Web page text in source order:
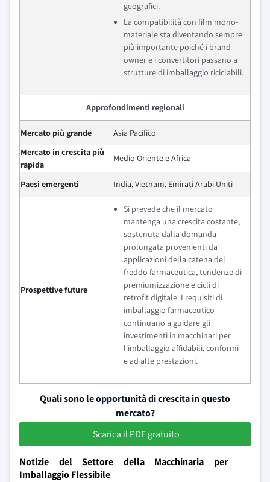
geografici.
La compatibilità con film mono-
materiale sta diventando sempre
più importante poiché i brand
owner e i convertitori passano a
strutture di imballaggio riciclabili.
Approfondimenti regionali
Mercato più grande
Asia Pacifico
Mercato in crescita più
rapida
Medio Oriente e Africa
Paesi emergenti India, Vietnam, Emirati Arabi Uniti
Prospettive future
Si prevede che il mercato
mantenga una crescita costante,
sostenuta dalla domanda
prolungata provenienti da
applicazioni della catena del
freddo farmaceutica, tendenze di
premiumizzazione e cicli di
retrofit digitale. I requisiti di
imballaggio farmaceutico
continuano a guidare gli
investimenti in macchinari per
l'imballaggio affidabili, conformi
e ad alte prestazioni.
Quali sono le opportunità di crescita in questo
mercato?
Scarica il PDF gratuito
Notizie del Settore della Macchinaria per
Imballaggio Flessibile